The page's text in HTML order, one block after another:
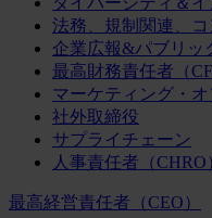
法務、規制関連、
企業広報&パブリッ
最高財務責任者（
マーケティング・
社外取締役
サプライチェーン
人事責任者（CHRO
最高経営責任者（CEO）